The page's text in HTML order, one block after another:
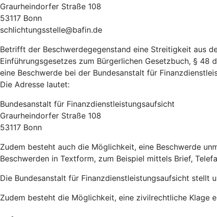
Graurheindorfer Straße 108
53117 Bonn
schlichtungsstelle@bafin.de
Betrifft der Beschwerdegegenstand eine Streitigkeit aus
Einführungsgesetzes zum Bürgerlichen Gesetzbuch, §
eine Beschwerde bei der Bundesanstalt für
Die Adresse lautet:
Bundesanstalt für Finanzdienstleistungsaufsicht
Graurheindorfer Straße 108
53117 Bonn
Zudem besteht auch die Möglichkeit, eine Beschwerde
Beschwerden in Textform, zum Beispiel mittels Brief,
Die Bundesanstalt für Finanzdienstleistungsaufsicht stellt
Zudem besteht die Möglichkeit, eine zivilrechtliche Klage